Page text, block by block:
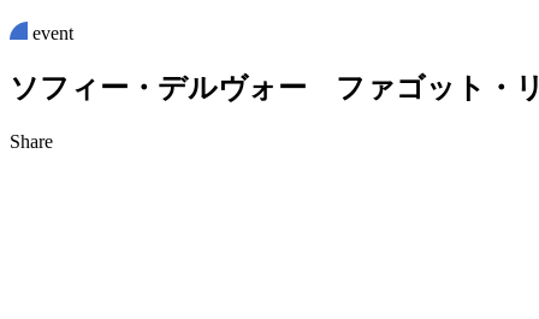
event
ソフ ィ ー ・ デルヴォ ー フ ァゴッ ト ・ リ
Share